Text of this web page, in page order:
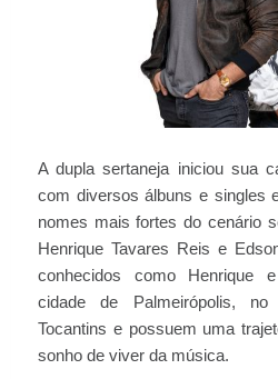
A dupla sertaneja iniciou sua
com diversos álbuns e singles
nomes mais fortes do cenário
Henrique Tavares Reis e
conhecidos como Henrique
cidade de Palmeirópolis,
Tocantins e possuem uma
sonho de viver da música.